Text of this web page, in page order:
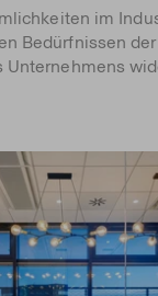
im
Bedürfnissen